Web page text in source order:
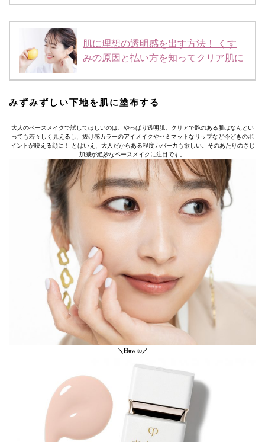
肌に理想の透明感を出す方法！ くす
みの原因と払い方を知ってクリア肌に
みずみずしい下地を肌に塗布する
大人のベースメイクで試してほしいのは、やっぱり透明肌。クリアで艶のある肌はなんとい
っても若々しく見えるし、抜け感カラーのアイメイクやセミマットなリップなど今どきのポ
イントが映える顔に！ とはいえ、大人だからある程度カバー力も欲しい。そのあたりのさじ
加減が絶妙なベースメイクに注目です。
＼How to／